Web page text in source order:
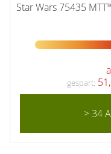
Star Wars 75435
gespart:
> 34